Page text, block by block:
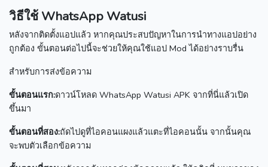
วิธีใช้ WhatsApp Watusi
หลังจากติดตั้งแอปแล้ว หากคุณประสบปัญหาในการนำทางแอปอย่าง
ถูกต้อง ขั้นตอนต่อไปนี้จะช่วยให้คุณใช้แอป Mod ได้อย่างราบรื่น
สำหรับการส่งข้อความ
ขั้นตอนแรก:ดาวน์โหลด WhatsApp Watusi APK จากที่นี่แล้วเปิด
ขึ้นมา
ขั้นตอนที่สอง:ถัดไปดูที่ไอคอนแผงแล้วแตะที่ไอคอนนั้น จากนั้นคุณ
จะพบตัวเลือกข้อความ